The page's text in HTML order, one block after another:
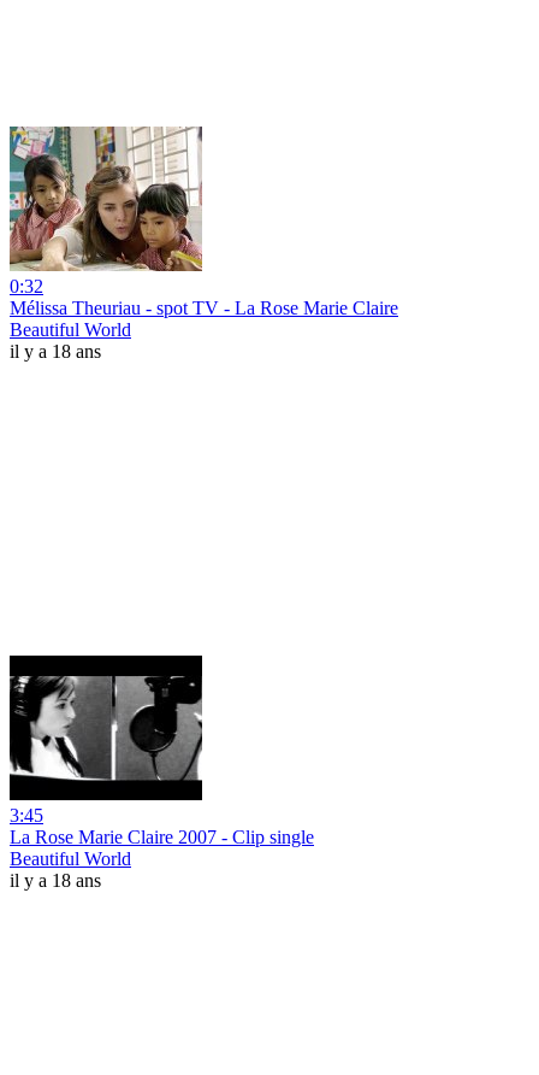
0:32
Mélissa Theuriau - spot TV - La Rose Marie Claire
Beautiful World
il y a 18 ans
3:45
La Rose Marie Claire 2007 - Clip single
Beautiful World
il y a 18 ans